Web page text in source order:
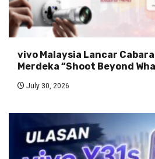
vivo Malaysia Lancar
Merdeka “Shoot Beyond
July 30, 2026